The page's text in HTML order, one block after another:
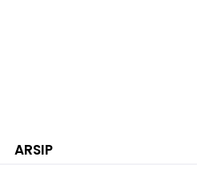
ARSIP